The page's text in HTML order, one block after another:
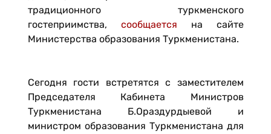
традиционного туркменского
гостеприимства, сообщается на сайте
Министерства образования Туркменистана.
Сегодня гости встретятся с заместителем
Председателя Кабинета Министров
Туркменистана Б.Ораздурдыевой и
министром образования Туркменистана для